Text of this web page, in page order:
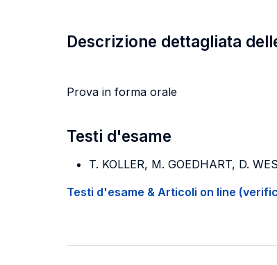
Descrizione dettagliata
Prova in forma orale
Testi d'esame
T. KOLLER, M. GOEDHART, D.
Testi d'esame & Articoli on line